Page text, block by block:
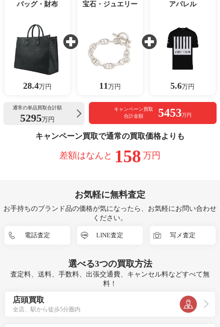
バッグ・財布
28.4万円
宝石・ジュエリー
11万円
アパレル
5.6万円
通常の単品買取合計額
5295万円
キャンペーン買取
合計金額
5453万円
キャンペーン買取で通常の買取価格よりも
差額はなんと 158 万円
お気軽に無料査定
お手持ちのブランド品の価格が気になったら、お気軽にお問い合わせ
ください。
電話査定 LINE査定 写メ査定
選べる3つの買取方法
査定料、送料、手数料、出張交通費、キャンセル料などすべて無
料！
店頭買取
全店、駅から徒歩5分圏内